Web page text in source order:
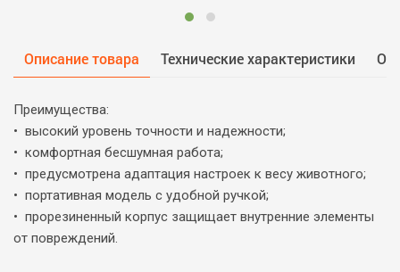
Описание товара Технические характеристики
Преимущества:
• высокий уровень точности и надежности;
• комфортная бесшумная работа;
• предусмотрена адаптация настроек к весу животного;
• портативная модель с удобной ручкой;
• прорезиненный корпус защищает внутренние элементы
от повреждений.